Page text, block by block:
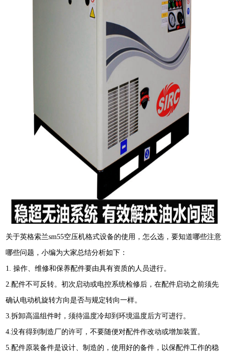
关于英格索兰sm55空压机格式设备的使用，怎么选，要知道哪些注意
哪些问题，小编为大家总结分析如下：
1. 操作、维修和保养配件要由具有资质的人员进行。
2.配件不可反转。初次启动或电控系统检修后，在配件启动之前须先
确认电动机旋转方向是否与规定转向一样。
3.拆卸高温组件时，须待温度冷却到环境温度后方可进行。
4.没有得到制造厂的许可，不要随便对配件作改动或增加装置。
5.配件原装备件是设计、制造的，使用好的备件，以保配件工作的稳